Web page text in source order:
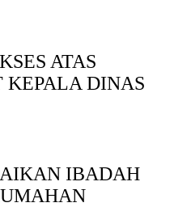
ATAS
DINAS
IBADAH